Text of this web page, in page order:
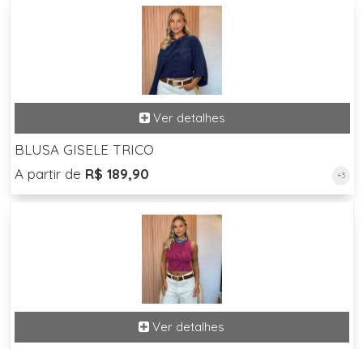
BLUSA GISELE TRICO
A partir de R$ 189,90 +3